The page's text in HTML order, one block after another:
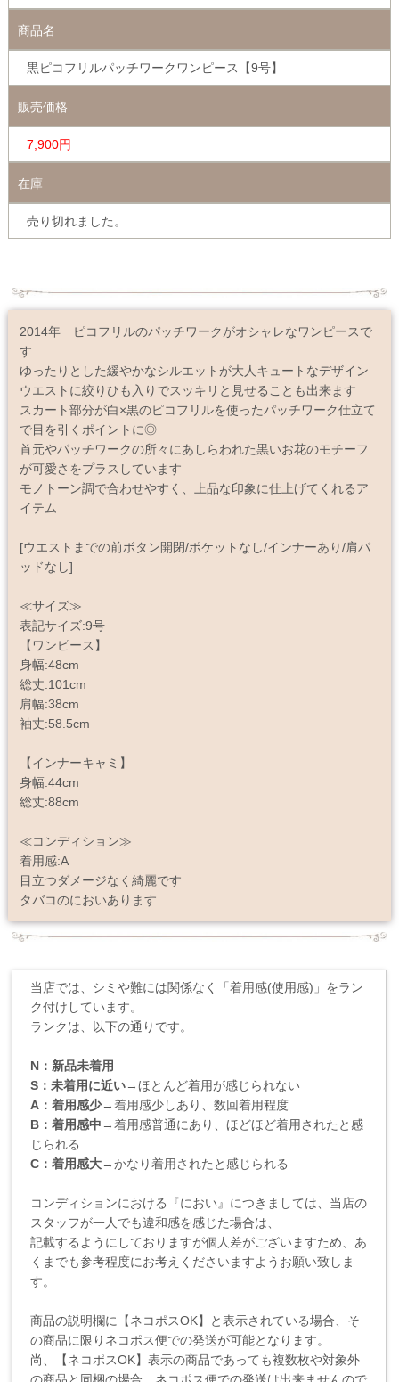
商品名
黒ピコフリルパッチワークワンピース【9号】
販売価格
7,900円
在庫
売り切れました。
2014年 ピコフリルのパッチワークがオシャレなワンピースで
す
ゆったりとした緩やかなシルエットが大人キュートなデザイン
ウエストに絞りひも入りでスッキリと見せることも出来ます
スカート部分が白×黒のピコフリルを使ったパッチワーク仕立て
で目を引くポイントに◎
首元やパッチワークの所々にあしらわれた黒いお花のモチーフ
が可愛さをプラスしています
モノトーン調で合わせやすく、上品な印象に仕上げてくれるア
イテム
[ウエストまでの前ボタン開閉/ポケットなし/インナーあり/肩パ
ッドなし]
≪サイズ≫
表記サイズ:9号
【ワンピース】
身幅:48cm
総丈:101cm
肩幅:38cm
袖丈:58.5cm
【インナーキャミ】
身幅:44cm
総丈:88cm
≪コンディション≫
着用感:A
目立つダメージなく綺麗です
タバコのにおいあります
当店では、シミや難には関係なく「着用感(使用感)」をラン
ク付けしています。
ランクは、以下の通りです。
N：新品未着用
S：未着用に近い→ほとんど着用が感じられない
A：着用感少→着用感少しあり、数回着用程度
B：着用感中→着用感普通にあり、ほどほど着用されたと感
じられる
C：着用感大→かなり着用されたと感じられる
コンディションにおける『におい』につきましては、当店の
スタッフが一人でも違和感を感じた場合は、
記載するようにしておりますが個人差がございますため、あ
くまでも参考程度にお考えくださいますようお願い致しま
す。
商品の説明欄に【ネコポスOK】と表示されている場合、そ
の商品に限りネコポス便での発送が可能となります。
尚、【ネコポスOK】表示の商品であっても複数枚や対象外
の商品と同梱の場合、ネコポス便での発送は出来ませんので